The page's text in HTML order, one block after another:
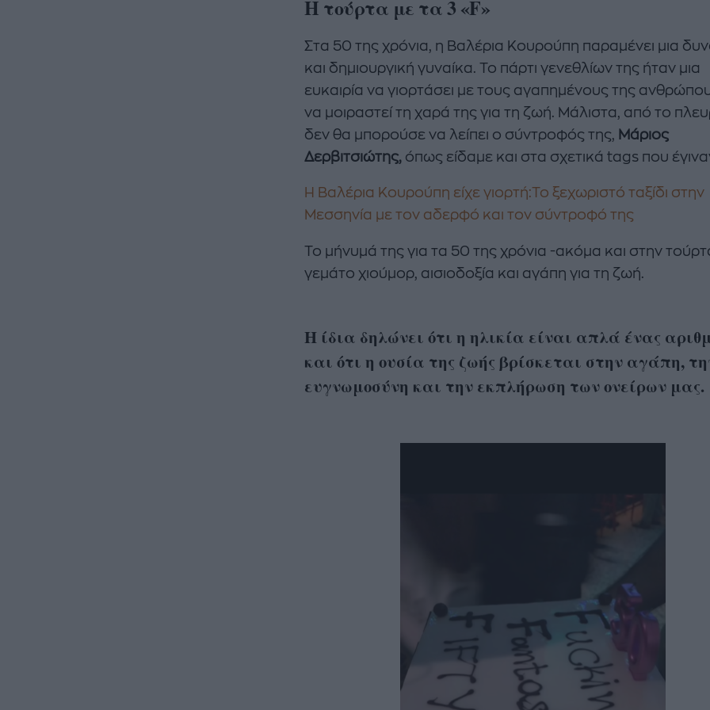
Η τούρτα με τα 3 «F»
Στα 50 της χρόνια, η Βαλέρια Κουρούπη παραμένει μια
και δημιουργική γυναίκα. Το πάρτι γενεθλίων της ήταν μια
ευκαιρία να γιορτάσει με τους αγαπημένους της
να μοιραστεί τη χαρά της για τη ζωή. Μάλιστα, από το
δεν θα μπορούσε να λείπει ο σύντροφός της,
Μάριος
Δερβιτσιώτης, όπως είδαμε και στα σχετικά tags που
Η Βαλέρια Κουρούπη είχε γιορτή:Το ξεχωριστό ταξίδι στην
Μεσσηνία με τον αδερφό και τον σύντροφό της
Το μήνυμά της για τα 50 της χρόνια -ακόμα και στην
γεμάτο χιούμορ, αισιοδοξία και αγάπη για τη ζωή.
Η ίδια δηλώνει ότι η ηλικία είναι απλά ένας
και ότι η ουσία της ζωής βρίσκεται στην αγάπη,
ευγνωμοσύνη και την εκπλήρωση των ονείρων μας.